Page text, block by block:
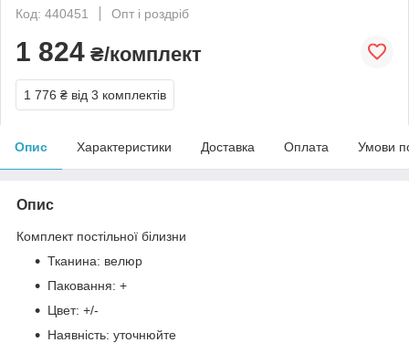
Код: 440451
Опт і роздріб
1 824 ₴/комплект
1 776 ₴ від 3 комплектів
Опис Характеристики Доставка Оплата Умови
Опис
Комплект постільної білизни
Тканина: велюр
Паковання: +
Цвет: +/-
Наявність: уточнюйте